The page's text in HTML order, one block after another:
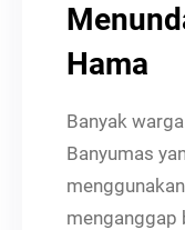
Hama
Banyak
Banyumas
menganggap